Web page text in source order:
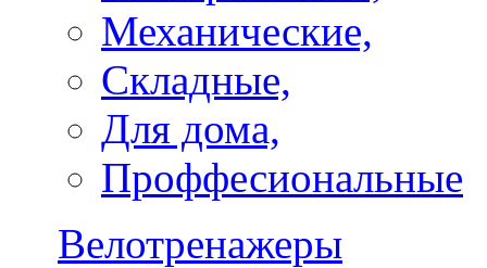
Механические,
Складные,
Для дома,
Проффесиональные
Велотренажеры